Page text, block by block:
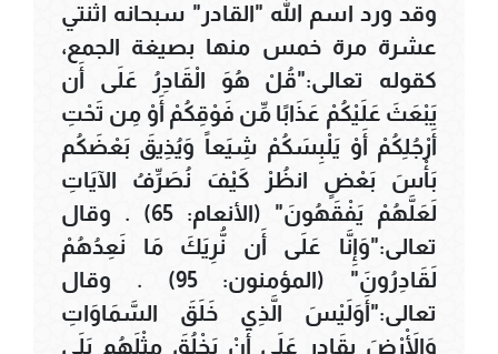
وقد ورد اسم الله "القادر" سبحانه اثنتي
عشرة مرة خمس منها بصيغة الجمع،
كقوله تعالى:"قُلْ هُوَ الْقَادِرُ عَلَى أَن
يَبْعَثَ عَلَيْكُمْ عَذَابًا مِّن فَوْقِكُمْ أَوْ مِن تَحْتِ
أَرْجُلِكُمْ أَوْ يَلْبِسَكُمْ شِيَعاً وَيُذِيقَ بَعْضَكُم
بَأْسَ بَعْضٍ انظُرْ كَيْفَ نُصَرِّفُ الآيَاتِ
لَعَلَّهُمْ يَفْقَهُونَ" (الأنعام: 65) . وقال
تعالى:"وَإِنَّا عَلَى أَن نُّرِيَكَ مَا نَعِدُهُمْ
لَقَادِرُونَ" (المؤمنون: 95) . وقال
تعالى:"أَوَلَيْسَ الَّذِي خَلَقَ السَّمَاوَاتِ
وَالْأَرْضَ بِقَادِرٍ عَلَى أَنْ يَخْلُقَ مِثْلَهُم بَلَى